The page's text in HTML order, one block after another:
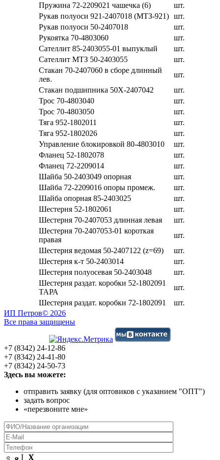
Пружина 72-2209021 чашечка (6)
шт.
Рукав полуоси 921-2407018 (МТЗ-921) шт.
Рукав полуоси 50-2407018
шт.
Рукоятка 70-4803060
шт.
Сателлит 85-2403055-01 выпуклый
шт.
Сателлит МТЗ 50-2403055
шт.
Стакан 70-2407060 в сборе длинный
лев.
шт.
Стакан подшипника 50Х-2407042
шт.
Трос 70-4803040
шт.
Трос 70-4803050
шт.
Тяга 952-1802011
шт.
Тяга 952-1802026
шт.
Управление блокировкой 80-4803010
шт.
Фланец 52-1802078
шт.
Фланец 72-2209014
шт.
Шайба 50-2403049 опорная
шт.
Шайба 72-2209016 опоры промеж.
шт.
Шайба опорная 85-2403025
шт.
Шестерня 52-1802061
шт.
Шестерня 70-2407053 длинная левая
шт.
Шестерня 70-2407053-01 короткая
правая
шт.
Шестерня ведомая 50-2407122 (z=69)
шт.
Шестерня к-т 50-2403014
шт.
Шестерня полуосевая 50-2403048
шт.
Шестерня раздат. коробки 52-1802091
ТАРА
шт.
Шестерня раздат. коробки 72-1802091
шт.
ИП Петров© 2026
Все права защищены
+7 (8342) 24-12-86
+7 (8342) 24-41-80
+7 (8342) 24-50-73
Здесь вы можете:
отправить заявку (для оптовиков с указанием "ОПТ")
задать вопрос
«перезвоните мне»